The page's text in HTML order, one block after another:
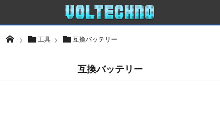
工具 互換バッテリー
互換バッテリー